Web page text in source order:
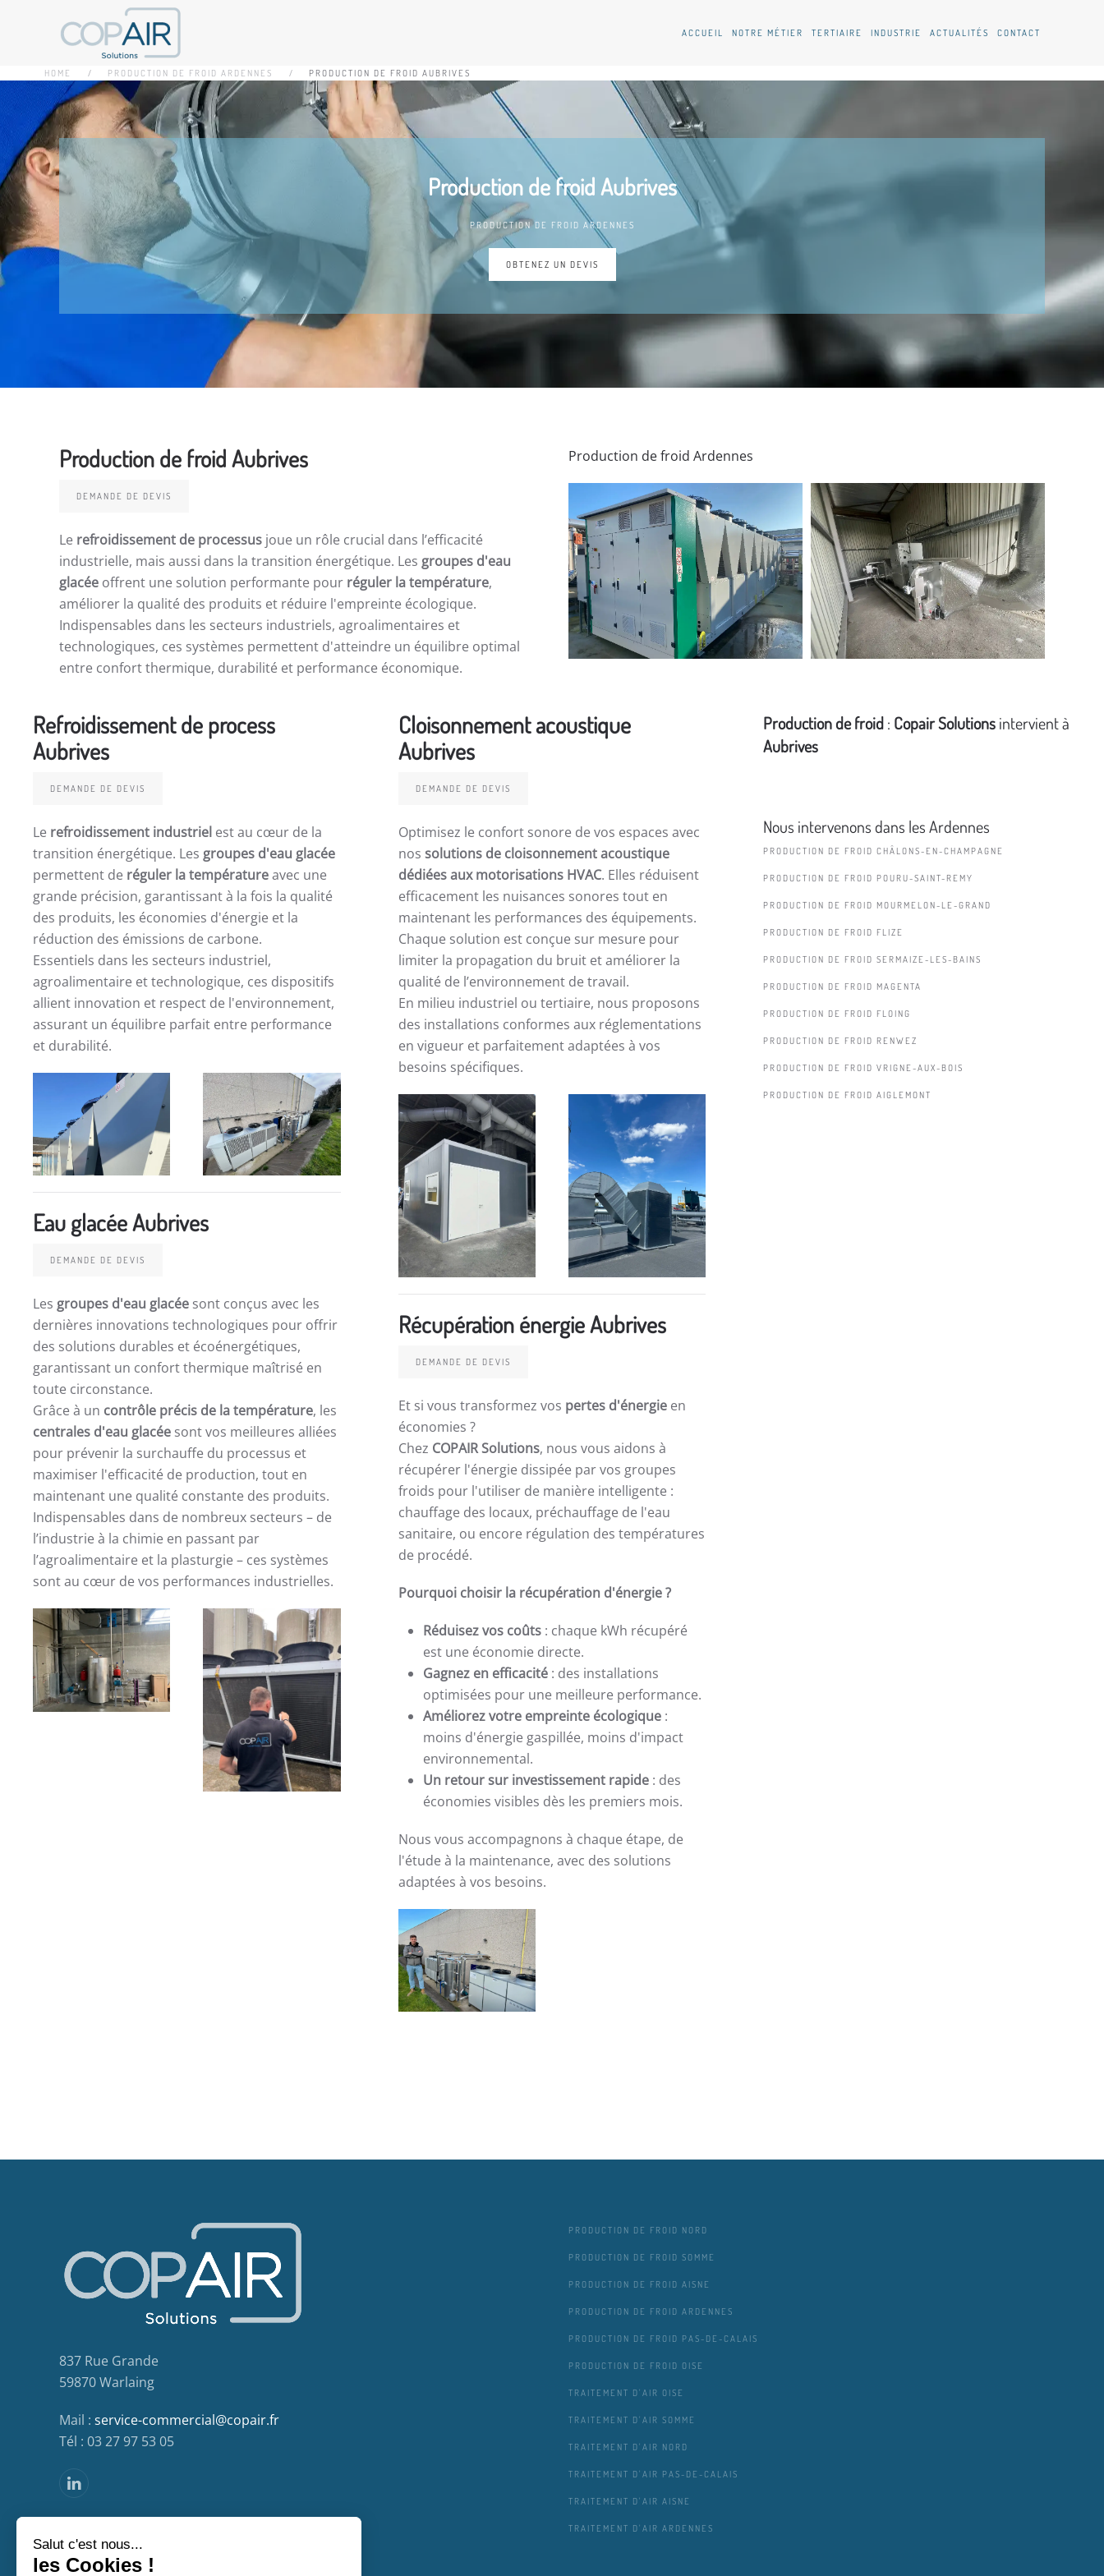
Accéder au contenu principal ACCUEIL NOTRE MÉTIER TERTIAIRE INDUSTRIE ACTUALITÉS CONTACT
HOME PRODUCTION DE FROID ARDENNES PRODUCTION DE FROID AUBRIVES
Production de froid Aubrives
PRODUCTION DE FROID ARDENNES
OBTENEZ UN DEVIS
Production de froid Aubrives
DEMANDE DE DEVIS
Le refroidissement de processus joue un rôle crucial dans l’efficacité
industrielle, mais aussi dans la transition énergétique. Les groupes d'eau
glacée offrent une solution performante pour réguler la température,
améliorer la qualité des produits et réduire l'empreinte écologique.
Indispensables dans les secteurs industriels, agroalimentaires et
technologiques, ces systèmes permettent d'atteindre un équilibre optimal
entre confort thermique, durabilité et performance économique.
Production de froid Ardennes
Refroidissement de process
Aubrives
DEMANDE DE DEVIS
Le refroidissement industriel est au cœur de la
transition énergétique. Les groupes d'eau glacée
permettent de réguler la températureavec une
grande précision, garantissant à la fois la qualité
des produits, les économies d'énergie et la
réduction des émissions de carbone.
Essentiels dans les secteurs industriel,
agroalimentaire et technologique, ces dispositifs
allient innovation et respect de l'environnement,
assurant un équilibre parfait entre performance
et durabilité.
Eau glacée Aubrives
DEMANDE DE DEVIS
Les groupes d'eau glacée sont conçus avec les
dernières innovations technologiques pour offrir
des solutions durables et écoénergétiques,
garantissant un confort thermique maîtrisé en
toute circonstance.
Grâce à un contrôle précis de la température, les
centrales d'eau glacée sont vos meilleures alliées
pour prévenir la surchauffe du processus et
maximiser l'efficacité de production, tout en
maintenant une qualité constante des produits.
Indispensables dans de nombreux secteurs – de
l’industrie à la chimie en passant par
l’agroalimentaire et la plasturgie – ces systèmes
sont au cœur de vos performances industrielles.
Cloisonnement acoustique
Aubrives
DEMANDE DE DEVIS
Optimisez le confort sonore de vos espaces avec
nos solutions de cloisonnement acoustique
dédiées aux motorisations HVAC. Elles réduisent
efficacement les nuisances sonores tout en
maintenant les performances des équipements.
Chaque solution est conçue sur mesure pour
limiter la propagation du bruit et améliorer la
qualité de l’environnement de travail.
En milieu industriel ou tertiaire, nous proposons
des installations conformes aux réglementations
en vigueur et parfaitement adaptées à vos
besoins spécifiques.
Récupération énergie Aubrives
DEMANDE DE DEVIS
Et si vous transformez vos pertes d'énergieen
économies ?
Chez COPAIR Solutions, nous vous aidons à
récupérer l'énergie dissipée par vos groupes
froids pour l'utiliser de manière intelligente :
chauffage des locaux, préchauffage de l'eau
sanitaire, ou encore régulation des températures
de procédé.
Pourquoi choisir la récupération d'énergie ?
Réduisez vos coûts: chaque kWh récupéré
est une économie directe.
Gagnez en efficacité: des installations
optimisées pour une meilleure performance.
Améliorez votre empreinte écologique:
moins d'énergie gaspillée, moins d'impact
environnemental.
Un retour sur investissement rapide: des
économies visibles dès les premiers mois.
Nous vous accompagnons à chaque étape, de
l'étude à la maintenance, avec des solutions
adaptées à vos besoins.
Production de froid: Copair Solutionsintervient à
Aubrives
Nous intervenons dans les Ardennes
PRODUCTION DE FROID CHÂLONS-EN-CHAMPAGNE
PRODUCTION DE FROID POURU-SAINT-REMY
PRODUCTION DE FROID MOURMELON-LE-GRAND
PRODUCTION DE FROID FLIZE
PRODUCTION DE FROID SERMAIZE-LES-BAINS
PRODUCTION DE FROID MAGENTA
PRODUCTION DE FROID FLOING
PRODUCTION DE FROID RENWEZ
PRODUCTION DE FROID VRIGNE-AUX-BOIS
PRODUCTION DE FROID AIGLEMONT
837 Rue Grande
59870 Warlaing
Mail : service-commercial@copair.fr
Tél : 03 27 97 53 05
PRODUCTION DE FROID NORD
PRODUCTION DE FROID SOMME
PRODUCTION DE FROID AISNE
PRODUCTION DE FROID ARDENNES
PRODUCTION DE FROID PAS-DE-CALAIS
PRODUCTION DE FROID OISE
TRAITEMENT D'AIR OISE
TRAITEMENT D'AIR SOMME
TRAITEMENT D'AIR NORD
TRAITEMENT D'AIR PAS-DE-CALAIS
TRAITEMENT D'AIR AISNE
TRAITEMENT D'AIR ARDENNES